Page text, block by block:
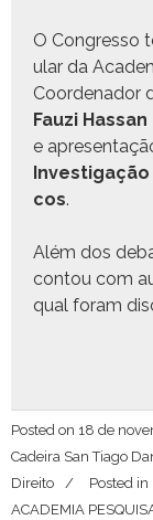
O Con­gres­so
u­lar da
Coor­de­nador
Fauzi
e
cos.
Além dos
con­tou com
qual foram
Posted on 18 de
Cadeira San Tiago
Direito
Posted in
ACADEMIA